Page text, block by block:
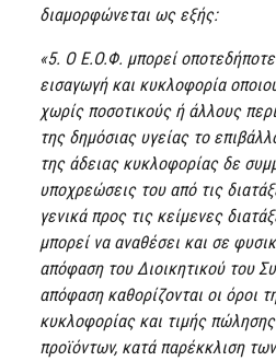
διαμορφώνεται ως εξής:
«5. Ο Ε.Ο.Φ. μπορεί οποτεδήποτε
εισαγωγή και κυκλοφορία
χωρίς ποσοτικούς ή άλλους
της δημόσιας υγείας το
της άδειας κυκλοφορίας δε
υποχρεώσεις του από τις
γενικά προς τις κείμενες
μπορεί να αναθέσει και σε
απόφαση του Διοικητικού του
απόφαση καθορίζονται οι όροι
κυκλοφορίας και τιμής
προϊόντων, κατά παρέκκλιση